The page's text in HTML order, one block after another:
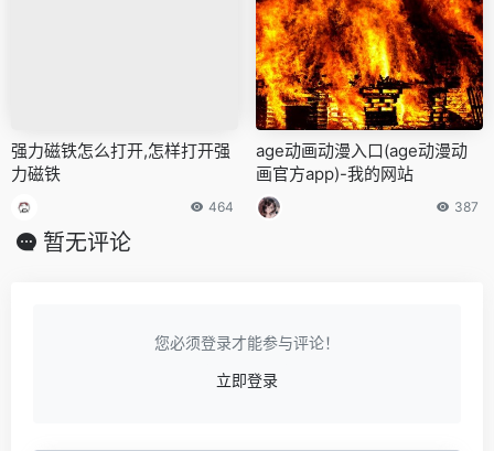
强力磁铁怎么打开,怎样打开强
力磁铁
464
age动画动漫入口(age动漫动
画官方app)-我的网站
387
暂无评论
您必须登录才能参与评论！
立即登录